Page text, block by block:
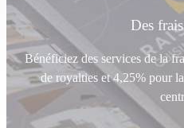
Des
Bénéficiez des services de la
de royalties et 4,25% pour